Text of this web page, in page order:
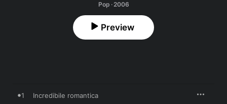
Pop · 2006
Preview
1 Incredibile romantica